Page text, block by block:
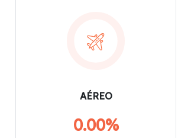
AÉREO
0.00%